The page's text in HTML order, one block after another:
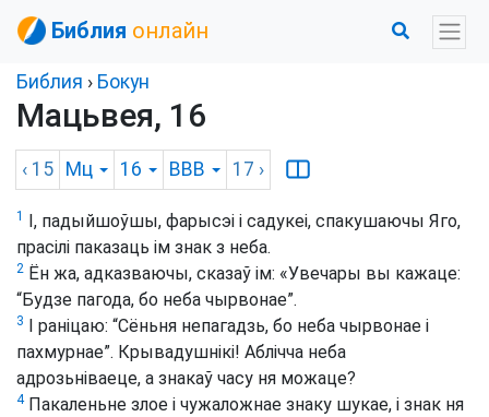
Библия онлайн
Библия › Бокун
Мацьвея, 16
‹ 15 Мц 16 BBB 17 ›
1
І, падыйшоўшы, фарысэі і садукеі, спакушаючы Яго,
прасілі паказаць ім знак з неба.
2 Ён жа, адказваючы, сказаў ім: «Увечары вы кажаце:
“Будзе пагода, бо неба чырвонае”.
3
І раніцаю: “Сёньня непагадзь, бо неба чырвонае і
пахмурнае”. Крывадушнікі! Аблічча неба
адрозьніваеце, а знакаў часу ня можаце?
4Пакаленьне злое і чужаложнае знаку шукае, і знак ня